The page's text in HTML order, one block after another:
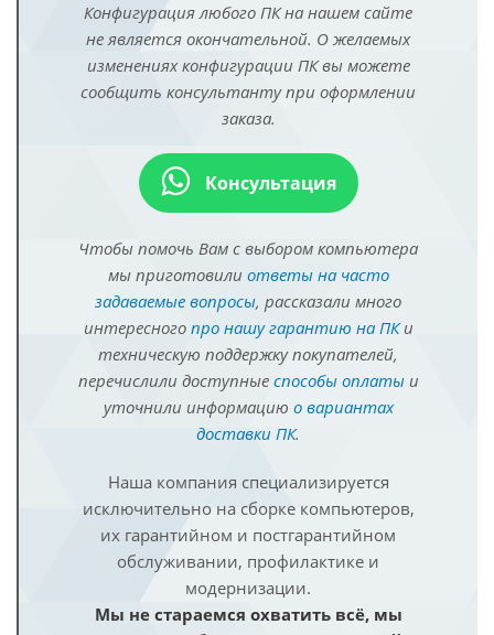
Конфигурация любого ПК на нашем сайте
не является окончательной. О желаемых
изменениях конфигурации ПК вы можете
сообщить консультанту при оформлении
заказа.
Консультация
Чтобы помочь Вам с выбором компьютера
мы приготовили ответы на часто
задаваемые вопросы, рассказали много
интересного про нашу гарантию на ПКи
техническую поддержку покупателей,
перечислили доступные способы оплатыи
уточнили информацию о вариантах
доставки ПК.
Наша компания специализируется
исключительно на сборке компьютеров,
их гарантийном и постгарантийном
обслуживании, профилактике и
модернизации.
Мы не стараемся охватить всё, мы